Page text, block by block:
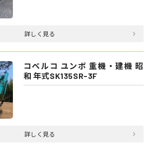
詳しく見る
コベルコ ユンボ 重機・建機 昭
和 年式SK135SR-3F
詳しく見る